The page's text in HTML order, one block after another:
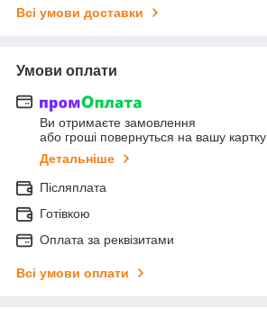
Всі умови доставки
Умови оплати
Ви отримаєте замовлення
або гроші повернуться на вашу картку
Детальніше
Післяплата
Готівкою
Оплата за реквізитами
Всі умови оплати